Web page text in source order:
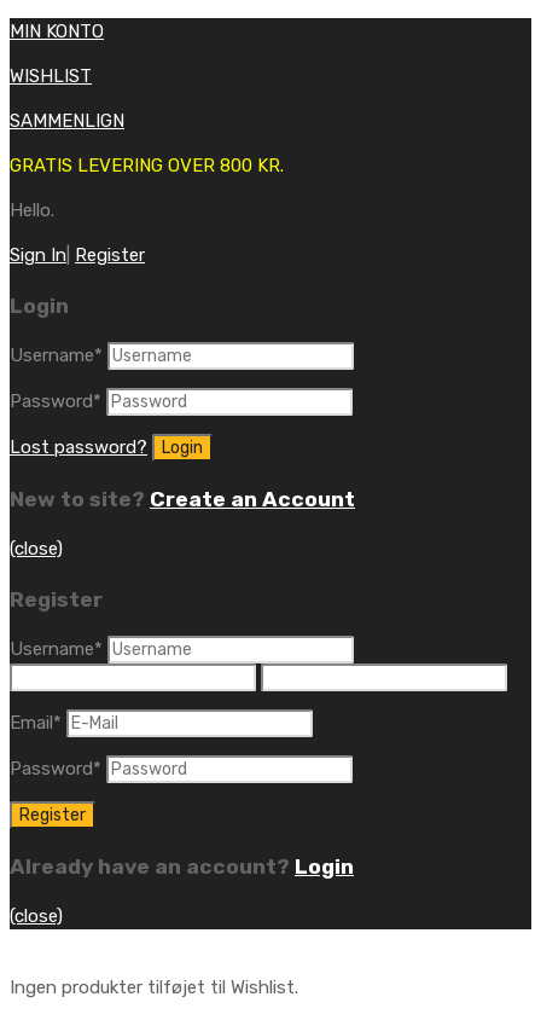
MIN KONTO
WISHLIST
SAMMENLIGN
GRATIS LEVERING OVER 800 KR.
Hello.
Sign In Register
Login
Username*
Password*
Lost password?
New to site? Create an Account
(close)
Register
Username*
Email*
Password*
Already have an account? Login
(close)
Ingen produkter tilføjet til Wishlist.